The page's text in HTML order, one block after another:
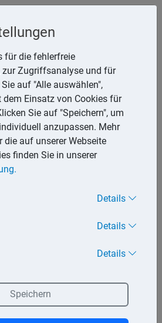
Suchen
mit fester Laufzeit gibt es auch
die wenig telefonieren und
wünschen.
werden die Gebühren bereits im
man telefonieren und surfen,
ist. Es kann also immer nur
genutzt werden, sodass also keine
auftreten können.
nicht nutzt und kein neues
einer bestimmten Zeit damit
die SIM-Karte deaktiviert und den
behält sich der Anbieter
für die fehlerfreie
zur Zugriffsanalyse und für
auf "Alle auswählen",
Einsatz von Cookies für
Sie auf "Speichern", um
anzupassen. Mehr
die auf unserer Webseite
finden Sie in unserer
Details
Details
Details
Speichern